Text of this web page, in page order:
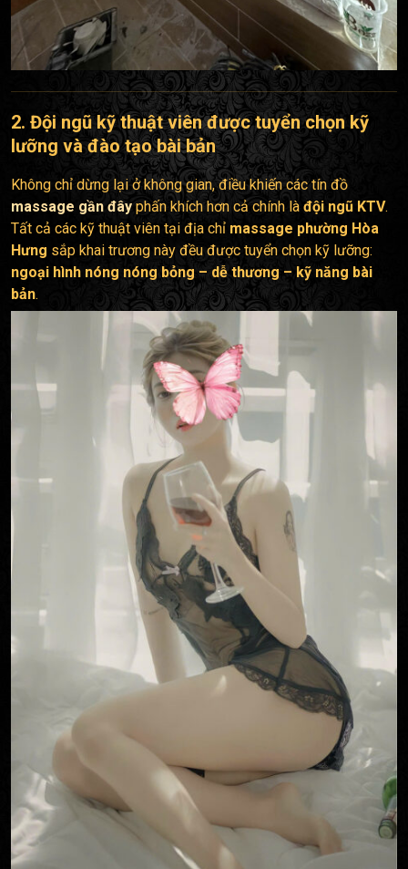
2. Đội ngũ kỹ thuật viên được tuyển chọn kỹ
lưỡng và đào tạo bài bản
Không chỉ dừng lại ở không gian, điều khiến các tín đồ
massage gần đây phấn khích hơn cả chính là đội ngũ KTV.
Tất cả các kỹ thuật viên tại địa chỉ massage phường Hòa
Hưng sắp khai trương này đều được tuyển chọn kỹ lưỡng:
ngoại hình nóng nóng bỏng – dễ thương – kỹ năng bài
bản.